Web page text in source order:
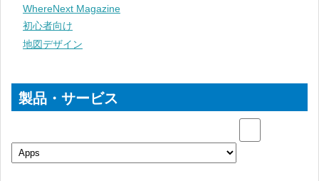
WhereNext Magazine
初心者向け
地図デザイン
製品・サービス